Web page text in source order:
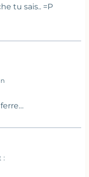
tu sais.. =P
: